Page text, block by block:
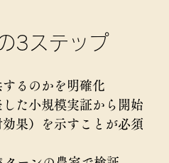
3ステップ
るのかを明確化
た小規模実証から開始
果）を示すことが必須